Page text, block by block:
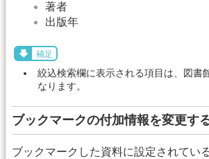
著者
出版年
補足
絞込検索欄に表示される項目は、図書
なります。
ブックマークの付加情報を変更す
ブックマークした資料に設定されてい